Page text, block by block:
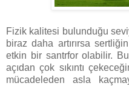
Fizik kalitesi bulunduğu
biraz daha artırırsa
etkin bir santrfor olabilir.
açıdan çok sıkıntı
mücadeleden asla